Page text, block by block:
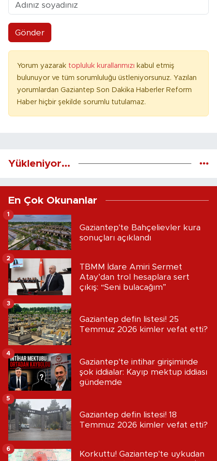
Gönder
Yorum yazarak topluluk kurallarımızı kabul etmiş
bulunuyor ve tüm sorumluluğu üstleniyorsunuz. Yazılan
yorumlardan Gaziantep Son Dakika Haberler Reform
Haber hiçbir şekilde sorumlu tutulamaz.
Yükleniyor...
En Çok Okunanlar
Gaziantep'te Bahçelievler kura
sonuçları açıklandı
1
TBMM İdare Amiri Sermet
Atay’dan trol hesaplara sert
çıkış: “Seni bulacağım”
2
Gaziantep defin listesi! 25
Temmuz 2026 kimler vefat etti?
3
Gaziantep'te intihar girişiminde
şok iddialar: Kayıp mektup iddiası
gündemde
4
Gaziantep defin listesi! 18
Temmuz 2026 kimler vefat etti?
5
Korkuttu! Gaziantep'te uykudan
6